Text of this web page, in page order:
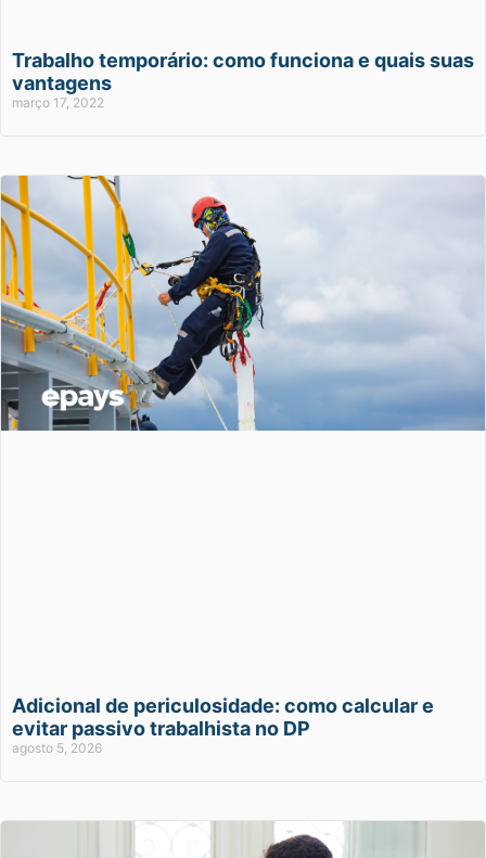
Trabalho temporário: como funciona e quais suas
vantagens
março 17, 2022
Adicional de periculosidade: como calcular e
evitar passivo trabalhista no DP
agosto 5, 2026